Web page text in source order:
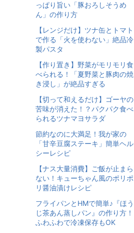
っぱり旨い「豚おろしそうめ
ん」の作り方
【レンジだけ】ツナ缶とトマト
で作る「火を使わない」絶品冷
製パスタ
【作り置き】野菜がモリモリ食
べられる！「夏野菜と豚肉の焼
き浸し」が絶品すぎる
【切って和えるだけ】ゴーヤの
苦味が消えた！？パクパク食べ
られるツナマヨサラダ
節約なのに大満足！我が家の
「甘辛豆腐ステーキ」簡単ヘル
シーレシピ
【ナス大量消費】ご飯が止まら
ない！キューちゃん風のポリポ
リ醤油漬けレシピ
フライパンとHMで簡単♪『ほう
じ茶あん蒸しパン』の作り方！
ふわふわで冷凍保存もOK